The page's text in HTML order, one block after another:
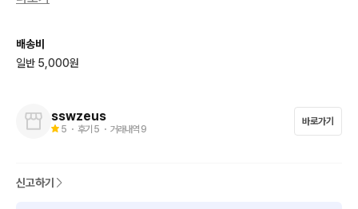
배송비
일반 5,000원
sswzeus
5 ・ 후기 5 ・ 거래내역 9
바로가기
신고하기